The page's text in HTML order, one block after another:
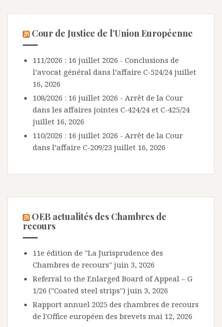
Cour de Justice de l’Union Européenne
111/2026 : 16 juillet 2026 - Conclusions de
l’avocat général dans l’affaire C-524/24 juillet
16, 2026
108/2026 : 16 juillet 2026 - Arrêt de la Cour
dans les affaires jointes C-424/24 et C-425/24
juillet 16, 2026
110/2026 : 16 juillet 2026 - Arrêt de la Cour
dans l’affaire C-209/23 juillet 16, 2026
OEB actualités des Chambres de
recours
11e édition de "La Jurisprudence des
Chambres de recours" juin 3, 2026
Referral to the Enlarged Board of Appeal – G
1/26 ("Coated steel strips") juin 3, 2026
Rapport annuel 2025 des chambres de recours
de l'Office européen des brevets mai 12, 2026